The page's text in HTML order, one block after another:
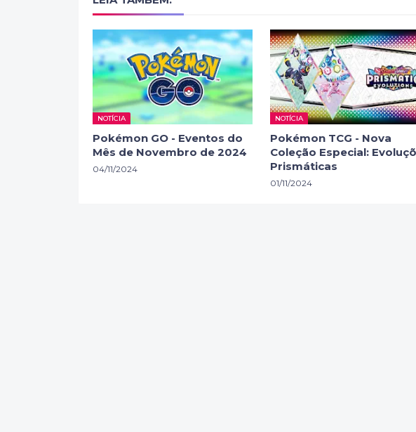
NOTÍCIA
Pokémon GO - Eventos do
Mês de Novembro de 2024
04/11/2024
NOTÍCIA
Pokémon TCG - Nova
Coleção Especial:
Prismáticas
01/11/2024